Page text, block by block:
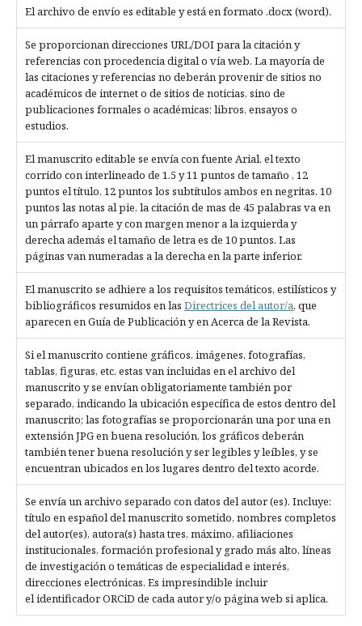
El archivo de envío es editable y está en formato .docx (word).
Se proporcionan direcciones URL/DOI para la citación y
referencias con procedencia digital o vía web. La mayoría de
las citaciones y referencias no deberán provenir de sitios no
académicos de internet o de sitios de noticias, sino de
publicaciones formales o académicas; libros, ensayos o
estudios.
El manuscrito editable se envía con fuente Arial, el texto
corrido con interlineado de 1.5 y 11 puntos de tamaño , 12
puntos el título, 12 puntos los subtítulos ambos en negritas, 10
puntos las notas al pie, la citación de mas de 45 palabras va en
un párrafo aparte y con margen menor a la izquierda y
derecha además el tamaño de letra es de 10 puntos. Las
páginas van numeradas a la derecha en la parte inferior.
El manuscrito se adhiere a los requisitos temáticos, estilísticos y
bibliográficos resumidos en las Directrices del autor/a, que
aparecen en Guía de Publicación y en Acerca de la Revista.
Si el manuscrito contiene gráficos, imágenes, fotografías,
tablas, figuras, etc. estas van incluidas en el archivo del
manuscrito y se envían obligatoriamente también por
separado, indicando la ubicación específica de estos dentro del
manuscrito; las fotografías se proporcionarán una por una en
extensión JPG en buena resolución, los gráficos deberán
también tener buena resolución y ser legibles y leíbles, y se
encuentran ubicados en los lugares dentro del texto acorde.
Se envía un archivo separado con datos del autor (es). Incluye:
título en español del manuscrito sometido, nombres completos
del autor(es), autora(s) hasta tres, máximo, afiliaciones
institucionales, formación profesional y grado más alto, líneas
de investigación o temáticas de especialidad e interés,
direcciones electrónicas. Es impresindible incluir
el identificador ORCiD de cada autor y/o página web si aplica.